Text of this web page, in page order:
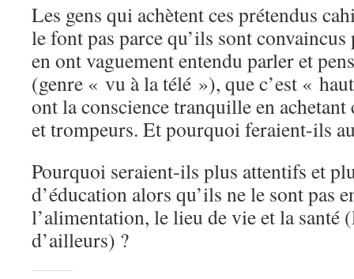
Les gens qui achètent ces prétendus
le font pas parce qu’ils sont
en ont vaguement entendu parler et
(genre « vu à la télé »), que c’est «
ont la conscience tranquille en
et trompeurs. Et pourquoi feraient-ils
Pourquoi seraient-ils plus attentifs et
d’éducation alors qu’ils ne le sont pas
l’alimentation, le lieu de vie et la santé
d’ailleurs) ?